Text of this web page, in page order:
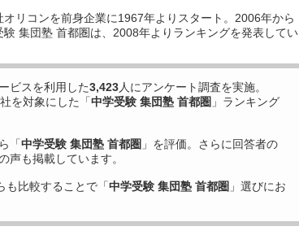
リコンを前身企業に1967年よりスタート。2006年から
集団塾 首都圏は、2008年よりランキングを発表してい
ビスを利用した3,423人にアンケート調査を実施。
社を対象にした「中学受験 集団塾 首都圏 」ランキング
「中学受験 集団塾 首都圏 」を評価。さらに回答者の
声も掲載しています。
も比較することで「中学受験 集団塾 首都圏 」選びにお